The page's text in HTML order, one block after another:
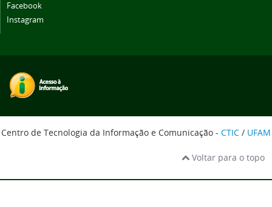
Facebook
Instagram
Centro de Tecnologia da Informação e Comunicação - CTIC / UFAM
Voltar para o topo